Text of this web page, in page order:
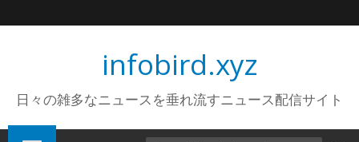
infobird.xyz
日々の雑多なニュースを垂れ流すニュース配信サイト